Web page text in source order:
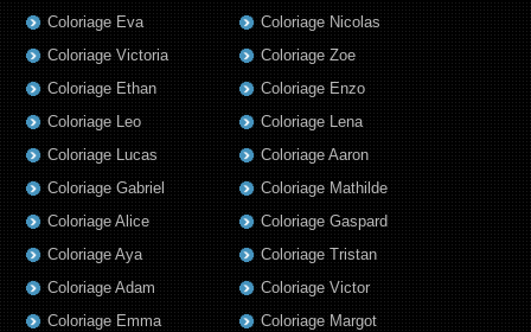
Coloriage Eva
Coloriage Victoria
Coloriage Ethan
Coloriage Leo
Coloriage Lucas
Coloriage Gabriel
Coloriage Alice
Coloriage Aya
Coloriage Adam
Coloriage Emma
Coloriage Nicolas
Coloriage Zoe
Coloriage Enzo
Coloriage Lena
Coloriage Aaron
Coloriage Mathilde
Coloriage Gaspard
Coloriage Tristan
Coloriage Victor
Coloriage Margot